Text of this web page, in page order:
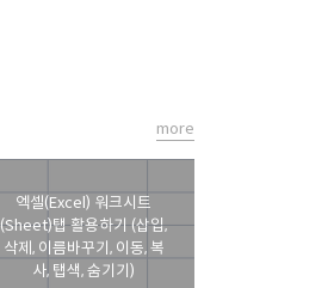
엑셀(Excel) 워크시트
(Sheet)탭 활용하기 (삽입,
삭제, 이름바꾸기, 이동, 복
사, 탭색, 숨기기)
more